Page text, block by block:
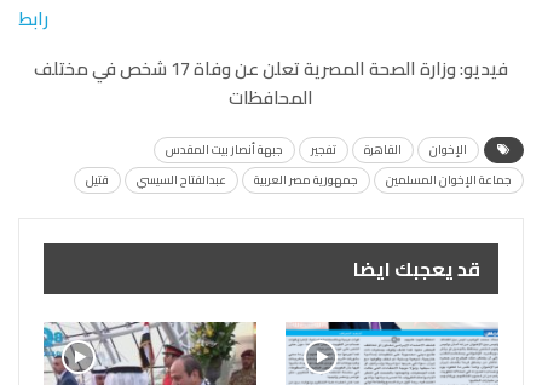
رابط
فيديو: وزارة الصحة المصرية تعلن عن وفاة 17 شخص في مختلف
المحافظات
الإخوان القاهرة تفجير
جبهة أنصار بيت المقدس
جماعة الإخوان المسلمين
جمهورية مصر العربية عبدالفتاح السيسي قتيل
قد يعجبك ايضا